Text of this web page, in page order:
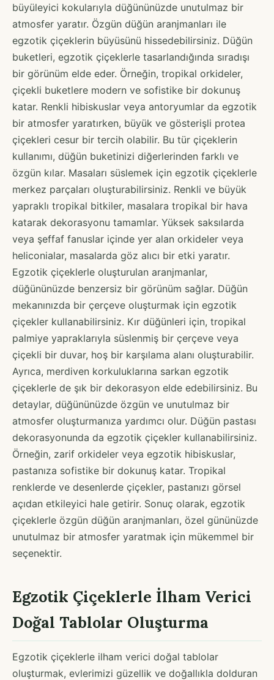
büyüleyici kokularıyla düğününüzde unutulmaz bir
atmosfer yaratır. Özgün düğün aranjmanları ile
egzotik çiçeklerin büyüsünü hissedebilirsiniz. Düğün
buketleri, egzotik çiçeklerle tasarlandığında sıradışı
bir görünüm elde eder. Örneğin, tropikal orkideler,
çiçekli buketlere modern ve sofistike bir dokunuş
katar. Renkli hibiskuslar veya antoryumlar da egzotik
bir atmosfer yaratırken, büyük ve gösterişli protea
çiçekleri cesur bir tercih olabilir. Bu tür çiçeklerin
kullanımı, düğün buketinizi diğerlerinden farklı ve
özgün kılar. Masaları süslemek için egzotik çiçeklerle
merkez parçaları oluşturabilirsiniz. Renkli ve büyük
yapraklı tropikal bitkiler, masalara tropikal bir hava
katarak dekorasyonu tamamlar. Yüksek saksılarda
veya şeffaf fanuslar içinde yer alan orkideler veya
heliconialar, masalarda göz alıcı bir etki yaratır.
Egzotik çiçeklerle oluşturulan aranjmanlar,
düğününüzde benzersiz bir görünüm sağlar. Düğün
mekanınızda bir çerçeve oluşturmak için egzotik
çiçekler kullanabilirsiniz. Kır düğünleri için, tropikal
palmiye yapraklarıyla süslenmiş bir çerçeve veya
çiçekli bir duvar, hoş bir karşılama alanı oluşturabilir.
Ayrıca, merdiven korkuluklarına sarkan egzotik
çiçeklerle de şık bir dekorasyon elde edebilirsiniz. Bu
detaylar, düğününüzde özgün ve unutulmaz bir
atmosfer oluşturmanıza yardımcı olur. Düğün pastası
dekorasyonunda da egzotik çiçekler kullanabilirsiniz.
Örneğin, zarif orkideler veya egzotik hibiskuslar,
pastanıza sofistike bir dokunuş katar. Tropikal
renklerde ve desenlerde çiçekler, pastanızı görsel
açıdan etkileyici hale getirir. Sonuç olarak, egzotik
çiçeklerle özgün düğün aranjmanları, özel gününüzde
unutulmaz bir atmosfer yaratmak için mükemmel bir
seçenektir.
Egzotik Çiçeklerle İlham Verici
Doğal Tablolar Oluşturma
Egzotik çiçeklerle ilham verici doğal tablolar
oluşturmak, evlerimizi güzellik ve doğallıkla dolduran